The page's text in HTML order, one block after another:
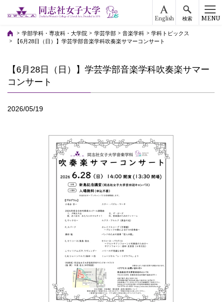
English 検索 MENU
学部学科・専攻科・大学院 学芸学部 音楽学科
学科トピックス
【6月28日（日）】学芸学部音楽学科吹奏楽サマーコンサート
【6月28日（日）】学芸学部音楽学科吹奏楽サマー
コンサート
2026/05/19